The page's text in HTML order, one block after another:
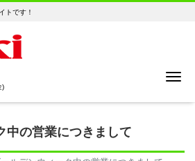
トです！
)
中の営業につきまして